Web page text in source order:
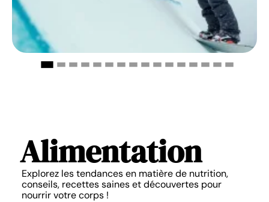
Alimentation
Explorez les tendances en matière de nutrition,
conseils, recettes saines et découvertes pour
nourrir votre corps !